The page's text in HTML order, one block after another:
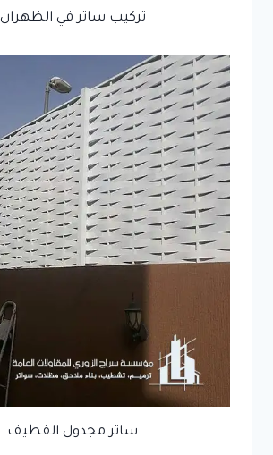
تركيب ساتر في الظهران
ساتر مجدول القطيف